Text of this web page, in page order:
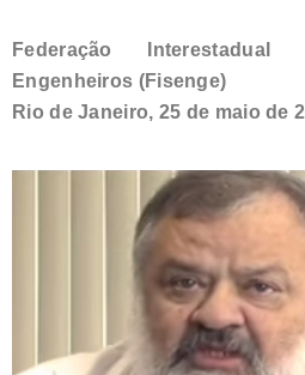
Federação
Engenheiros (Fisenge)
Rio de Janeiro, 25 de maio de